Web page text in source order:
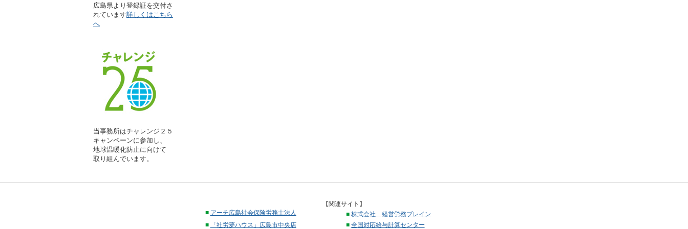
広島県より登録証を交付さ
れています詳しくはこちら
へ
当事務所はチャレンジ２５
キャンペーンに参加し、
地球温暖化防止に向けて
取り組んでいます。
【関連サイト】
■ アーチ広島社会保険労務士法人 ■ 株式会社 経営労務ブレイン
■
「社労夢ハウス」広島市中央店 ■ 全国対応給与計算センター